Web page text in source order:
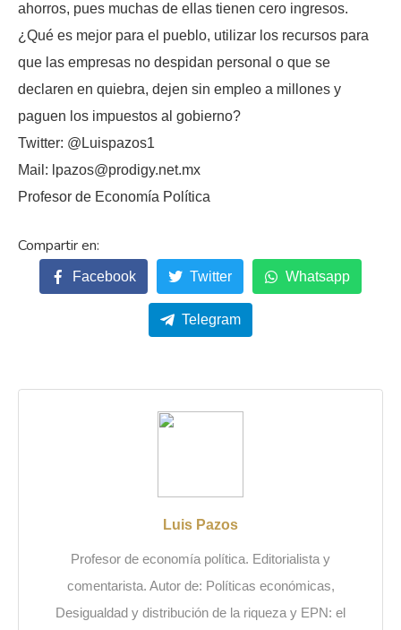
ahorros, pues muchas de ellas tienen cero ingresos.
¿Qué es mejor para el pueblo, utilizar los recursos para
que las empresas no despidan personal o que se
declaren en quiebra, dejen sin empleo a millones y
paguen los impuestos al gobierno?
Twitter: @Luispazos1
Mail: lpazos@prodigy.net.mx
Profesor de Economía Política
Facebook Twitter Whatsapp
Telegram
Luis Pazos
Profesor de economía política. Editorialista y
comentarista. Autor de: Políticas económicas,
Desigualdad y distribución de la riqueza y EPN: el